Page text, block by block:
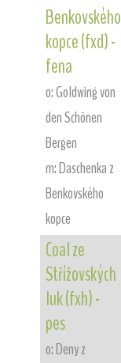
Benkovského
kopce (fxd) -
fena
o: Goldwing von
den Schönen
Bergen
m: Daschenka z
Benkovského
kopce
Coal ze
Střížovských
luk (fxh) -
pes
o: Deny z